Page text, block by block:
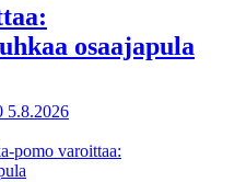
osaajapula
5.8.2026
pomo varoittaa: